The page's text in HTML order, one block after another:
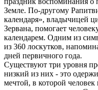
Земле. По-другому
календаря», владычицей
Зервана, помогает
календарем. Одним из
из 360 лоскутков,
дней первичного года.
Существуют три уровня
низкий из них - это
мечтой, в которой